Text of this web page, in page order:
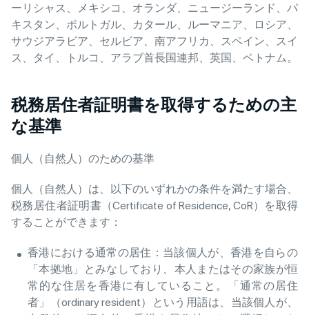
ーリシャス、メキシコ、オランダ、ニュージーランド、パ
キスタン、ポルトガル、カタール、ルーマニア、ロシア、
サウジアラビア、セルビア、南アフリカ、スペイン、スイ
ス、タイ、トルコ、アラブ首長国連邦、英国、ベトナム。
税務居住者証明書を取得するための主
な基準
個人（自然人）のための基準
個人（自然人）は、以下のいずれかの条件を満たす場合、
税務居住者証明書（Certificate of Residence, CoR）を取得
することができます：
香港における通常の居住：当該個人が、香港を自らの
「本拠地」とみなしており、本人またはその家族が恒
常的な住居を香港に有していること。「通常の居住
者」（ordinary resident）という用語は、当該個人が、